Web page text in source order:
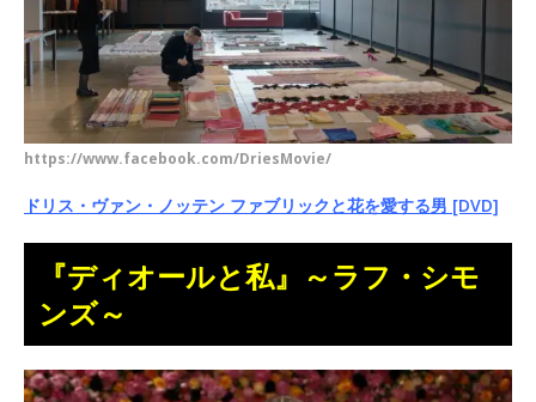
https://www.facebook.com/DriesMovie/
ドリス・ヴァン・ノッテン ファブリックと花を愛する男 [DVD]
『ディオールと私』～ラフ・シモ
ンズ～